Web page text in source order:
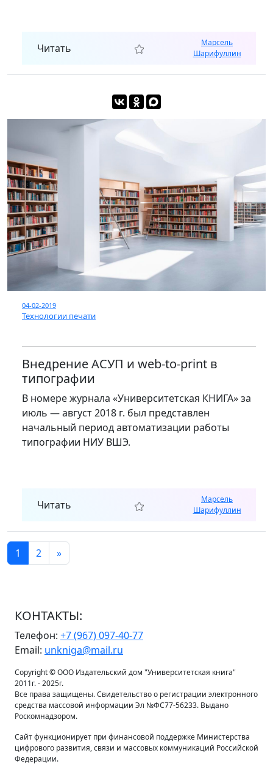
Читать
Марсель
Шарифуллин
04-02-2019
Технологии печати
Внедрение АСУП и web-to-print в
типографии
В номере журнала «Университетская КНИГА» за
июль — август 2018 г. был представлен
начальный период автоматизации работы
типографии НИУ ВШЭ.
Читать
Марсель
Шарифуллин
1 2 »
КОНТАКТЫ:
Телефон: +7 (967) 097-40-77
Email: unkniga@mail.ru
Copyright © ООО Издательский дом "Университетская книга"
2011г. - 2025г.
Все права защищены. Свидетельство о регистрации электронного
средства массовой информации Эл №ФС77-56233. Выдано
Роскомнадзором.
Сайт функционирует при финансовой поддержке Министерства
цифрового развития, связи и массовых коммуникаций Российской
Федерации.